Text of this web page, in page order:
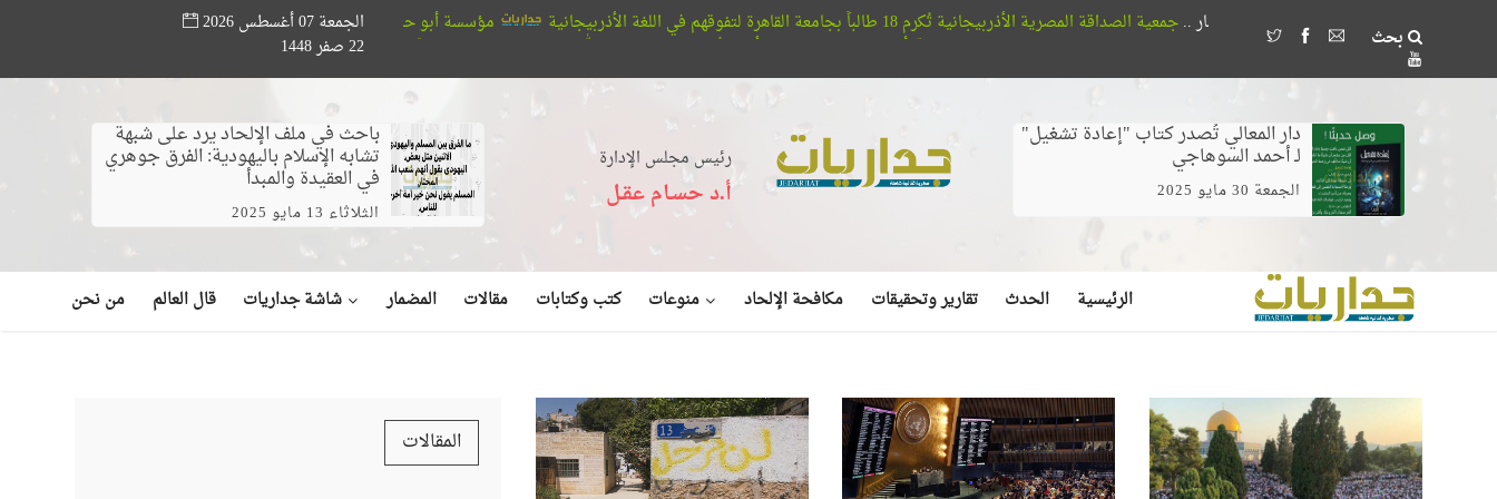
بحث
آخر الاخبار ..جمعية الصداقة المصرية الأذربيجانية تُكرم 18 طالباً بجامعة القاهرة لتفوقهم في اللغة الأذربيجانية
مؤسسة أبو حته تدعم المواهب القرآنية.. ختام مسابقة «أصوات من السماء» بحضور وزير
وخلط الغيرة بالخوف يصنع مُضللين لا مرشدين
أفلا تبصرون.. حيتان الأوركا تُعلن عن بديع صنع الله في البحر (فيديو)
الجمعة 07 أغسطس 2026
22 صفر 1448
دار المعالي تُصدر كتاب "إعادة تشغيل"
لـ أحمد السوهاجي
الجمعة 30 مايو 2025
رئيس مجلس الإدارة
أ.د حسـام عقـل
باحث في ملف الإلحاد يرد على شبهة
تشابه الإسلام باليهودية: الفرق جوهري
في العقيدة والمبدأ
الثلاثاء 13 مايو 2025
الرئيسية الحدث تقارير وتحقيقات مكافحة الإلحاد منوعات كتب وكتابات مقالات المضمار شاشة جداريات قال العالم من نحن
المقالات